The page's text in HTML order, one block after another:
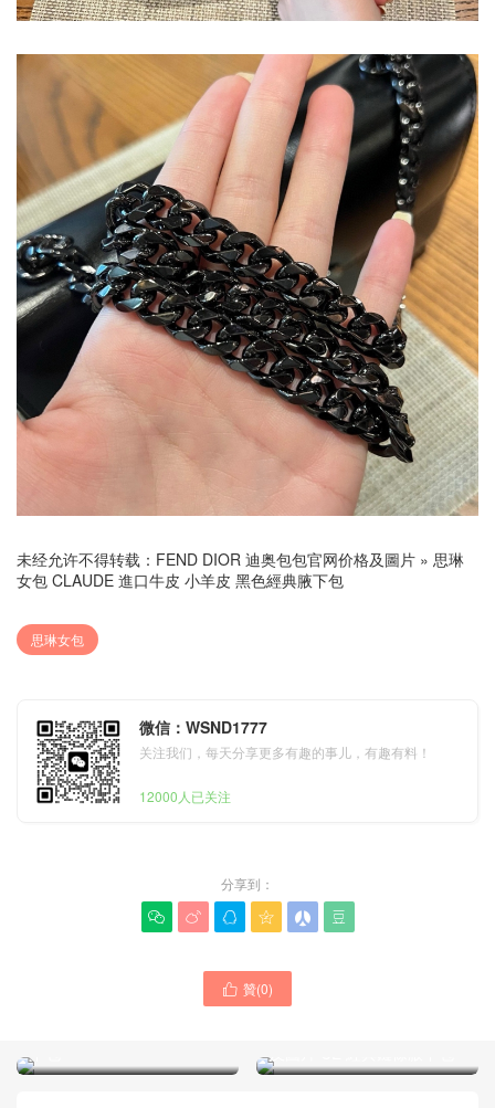
未经允许不得转载： FEND DIOR 迪奥包包官网价格及圖片 » 思琳
女包 CLAUDE 進口牛皮 小羊皮 黑色經典腋下包
思琳女包
微信：WSND1777
关注我们，每天分享更多有趣的事儿，有趣有料！
12000人已关注
分享到：
     
 贊(0)